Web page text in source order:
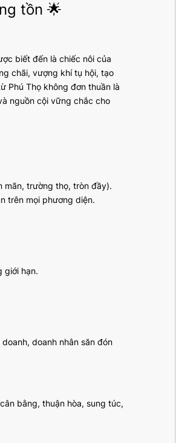
tồn 🌟
biết đến là chiếc nôi của
chãi, vượng khí tụ hội, tạo
Phú Thọ không đơn thuần là
nguồn cội vững chắc cho
mãn, trường thọ, tròn đầy).
trên mọi phương diện.
giới hạn.
doanh nhân săn đón
bằng, thuận hòa, sung túc,